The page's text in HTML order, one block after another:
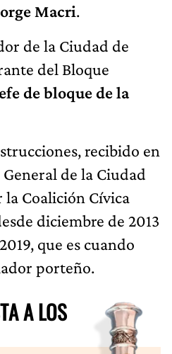
Macri.
de la Ciudad de
del Bloque
de bloque de la
recibido en
de la Ciudad
la Coalición Cívica
diciembre de 2013
que es cuando
porteño.
A LOS